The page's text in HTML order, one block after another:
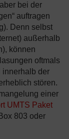
bei der
auftragen
Denn selbst
außerhalb
können
oftmals
innerhalb der
stören.
einer
UMTS Paket
803 oder